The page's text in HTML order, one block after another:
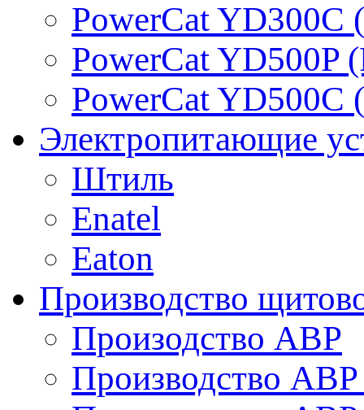
PowerCat YD300C
PowerCat YD500P
PowerCat YD500C
Электропитающие
Штиль
Enatel
Eaton
Производство
Произодство АВР
Производство